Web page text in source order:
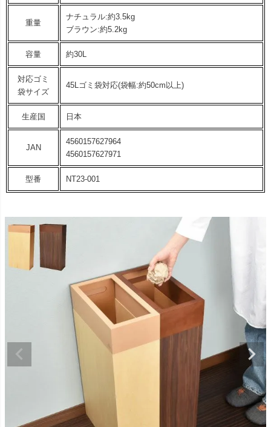
重量
ナチュラル:約3.5kg
ブラウン:約5.2kg
容量 約30L
対応ゴミ
袋サイズ
45Lゴミ袋対応(袋幅:約50cm以上)
生産国 日本
JAN
4560157627964
4560157627971
型番 NT23-001